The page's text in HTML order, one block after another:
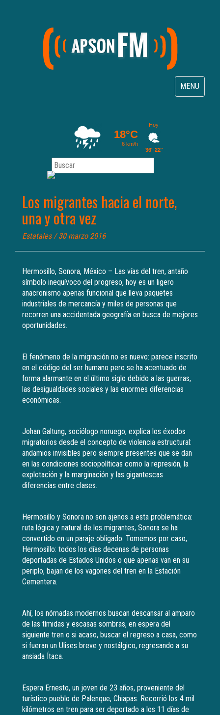
Toggle
navigation
MENU
Los migrantes hacia el norte,
una y otra vez
Estatales/ 30 marzo 2016
Hermosillo, Sonora, México – Las vías del tren, antaño
símbolo inequívoco del progreso, hoy es un ligero
anacronismo apenas funcional que lleva paquetes
industriales de mercancía y miles de personas que
recorren una accidentada geografía en busca de mejores
oportunidades.
El fenómeno de la migración no es nuevo: parece inscrito
en el código del ser humano pero se ha acentuado de
forma alarmante en el último siglo debido a las guerras,
las desigualdades sociales y las enormes diferencias
económicas.
Johan Galtung, sociólogo noruego, explica los éxodos
migratorios desde el concepto de violencia estructural:
andamios invisibles pero siempre presentes que se dan
en las condiciones sociopolíticas como la represión, la
explotación y la marginación y las gigantescas
diferencias entre clases.
Hermosillo y Sonora no son ajenos a esta problemática:
ruta lógica y natural de los migrantes, Sonora se ha
convertido en un paraje obligado. Tomemos por caso,
Hermosillo: todos los días decenas de personas
deportadas de Estados Unidos o que apenas van en su
periplo, bajan de los vagones del tren en la Estación
Cementera.
Ahí, los nómadas modernos buscan descansar al amparo
de las tímidas y escasas sombras, en espera del
siguiente tren o si acaso, buscar el regreso a casa, como
si fueran un Ulises breve y nostálgico, regresando a su
ansiada Ítaca.
Espera Ernesto, un joven de 23 años, proveniente del
turístico pueblo de Palenque, Chiapas. Recorrió los 4 mil
kilómetros en tren para ser deportado a los 11 días de